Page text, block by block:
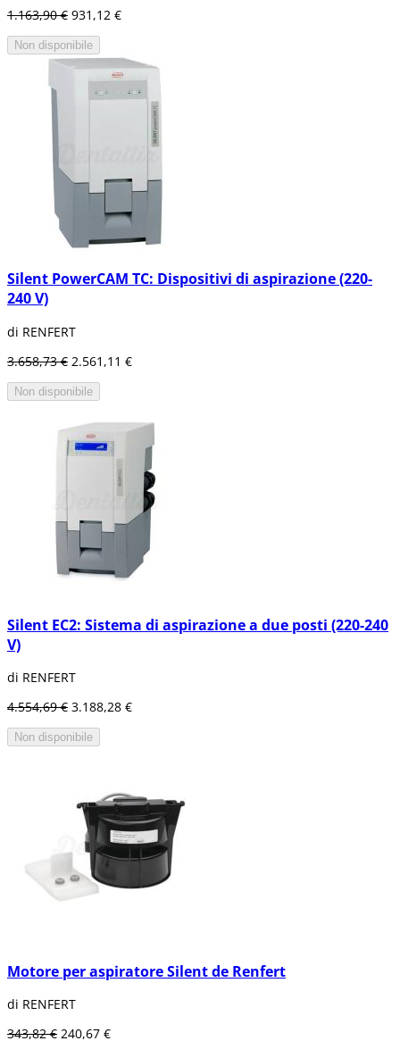
1.163,90 € 931,12 €
Non disponibile
Silent PowerCAM TC: Dispositivi di aspirazione (220-
240 V)
di RENFERT
3.658,73 € 2.561,11 €
Non disponibile
Silent EC2: Sistema di aspirazione a due posti (220-240
V)
di RENFERT
4.554,69 € 3.188,28 €
Non disponibile
Motore per aspiratore Silent de Renfert
di RENFERT
343,82 € 240,67 €